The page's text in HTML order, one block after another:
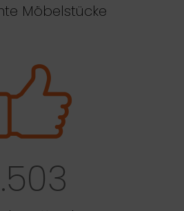
Möbelstücke